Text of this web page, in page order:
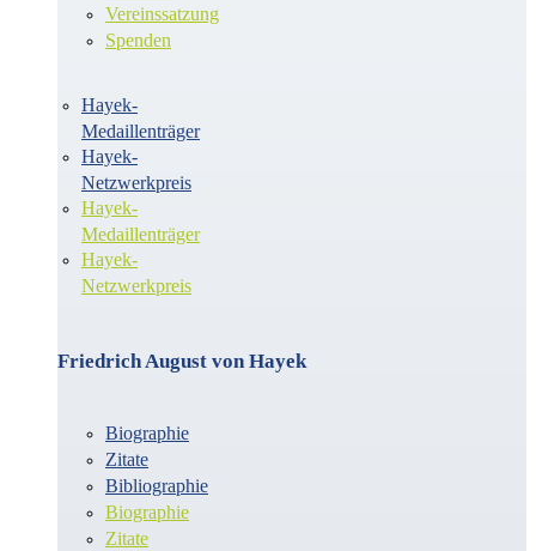
Vereinssatzung
Spenden
Hayek-
Medaillenträger
Hayek-
Netzwerkpreis
Hayek-
Medaillenträger
Hayek-
Netzwerkpreis
Friedrich August von Hayek
Biographie
Zitate
Bibliographie
Biographie
Zitate